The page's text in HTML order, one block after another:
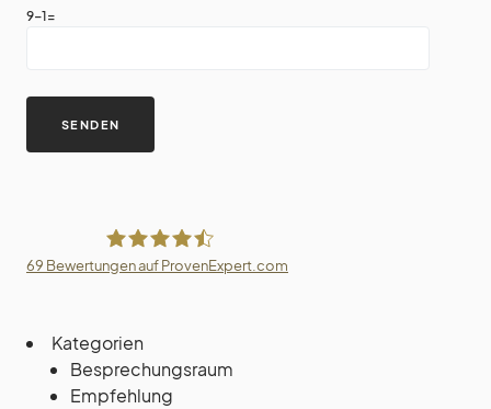
9-1=
69 Bewertungen auf ProvenExpert.com
Kategorien
Besprechungsraum
Empfehlung